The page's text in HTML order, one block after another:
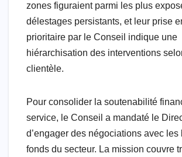
zones figuraient parmi les plus
délestages persistants, et leur prise
prioritaire par le Conseil indique une
hiérarchisation des interventions
clientèle.
Pour consolider la soutenabilité
service, le Conseil a mandaté le
d’engager des négociations avec
fonds du secteur. La mission couvre